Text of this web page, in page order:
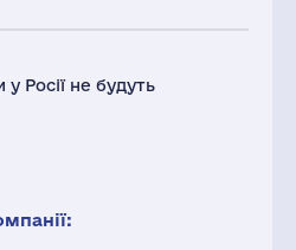
Росії не будуть